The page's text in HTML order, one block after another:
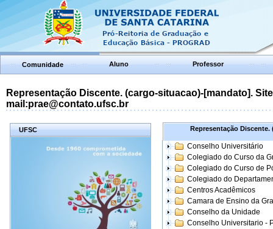
Comunidade Aluno Professor
Representação Discente. (cargo-situacao)-[mandato].
mail:prae@contato.ufsc.br
UFSC Representação Discente.
Conselho Universitário
Colegiado do Curso da
Colegiado do Curso de
Colegiado do
Centros Acadêmicos
Camara de Ensino da
Conselho da Unidade
Conselho Universitario -